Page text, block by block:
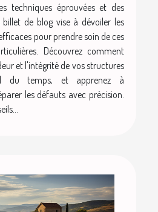
techniques éprouvées et des
billet de blog vise à dévoiler les
pour prendre soin de ces
Découvrez comment
et l'intégrité de vos structures
du temps, et apprenez à
les défauts avec précision.